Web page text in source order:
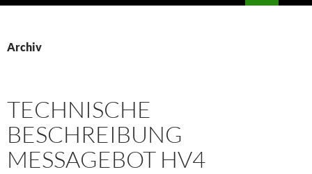
Archiv
TECHNISCHE
BESCHREIBUNG
MESSAGEBOT HV4